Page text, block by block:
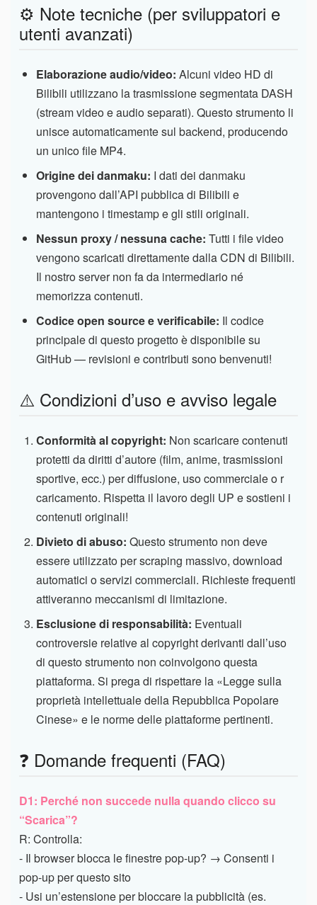
⚙️ Note tecniche (per sviluppatori e
utenti avanzati)
Elaborazione audio/video: Alcuni video HD di
Bilibili utilizzano la trasmissione segmentata DASH
(stream video e audio separati). Questo strumento li
unisce automaticamente sul backend, producendo
un unico file MP4.
Origine dei danmaku: I dati dei danmaku
provengono dall’API pubblica di Bilibili e
mantengono i timestamp e gli stili originali.
Nessun proxy / nessuna cache: Tutti i file video
vengono scaricati direttamente dalla CDN di Bilibili.
Il nostro server non fa da intermediario né
memorizza contenuti.
Codice open source e verificabile: Il codice
principale di questo progetto è disponibile su
GitHub — revisioni e contributi sono benvenuti!
⚠️ Condizioni d’uso e avviso legale
Conformità al copyright: Non scaricare contenuti
protetti da diritti d’autore (film, anime, trasmissioni
sportive, ecc.) per diffusione, uso commerciale o r
caricamento. Rispetta il lavoro degli UP e sostieni i
contenuti originali!
Divieto di abuso: Questo strumento non deve
essere utilizzato per scraping massivo, download
automatici o servizi commerciali. Richieste frequenti
attiveranno meccanismi di limitazione.
Esclusione di responsabilità: Eventuali
controversie relative al copyright derivanti dall’uso
di questo strumento non coinvolgono questa
piattaforma. Si prega di rispettare la «Legge sulla
proprietà intellettuale della Repubblica Popolare
Cinese» e le norme delle piattaforme pertinenti.
❓ Domande frequenti (FAQ)
D1: Perché non succede nulla quando clicco su
“Scarica”?
R: Controlla:
- Il browser blocca le finestre pop-up? → Consenti i
pop-up per questo sito
- Usi un’estensione per bloccare la pubblicità (es.